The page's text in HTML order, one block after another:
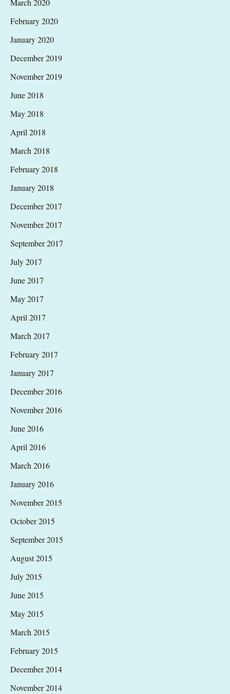
March 2020
February 2020
January 2020
December 2019
November 2019
June 2018
May 2018
April 2018
March 2018
February 2018
January 2018
December 2017
November 2017
September 2017
July 2017
June 2017
May 2017
April 2017
March 2017
February 2017
January 2017
December 2016
November 2016
June 2016
April 2016
March 2016
January 2016
November 2015
October 2015
September 2015
August 2015
July 2015
June 2015
May 2015
March 2015
February 2015
December 2014
November 2014